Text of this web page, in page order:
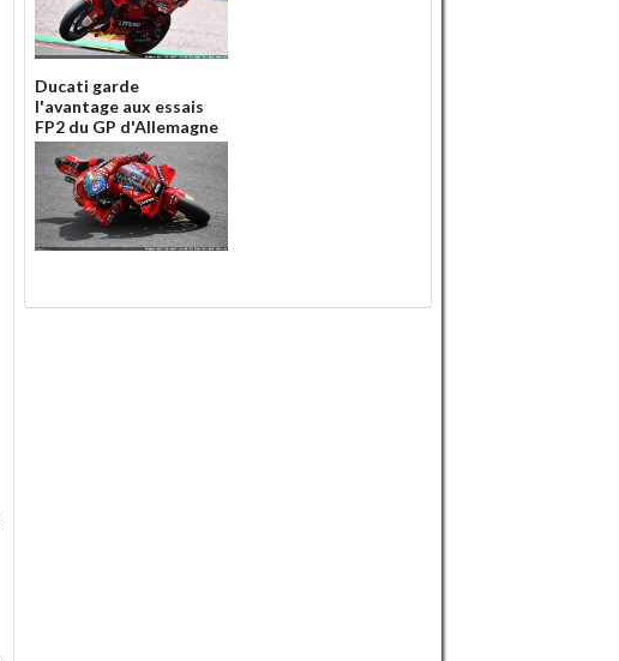
Ducati garde
l'avantage aux essais
FP2 du GP d'Allemagne